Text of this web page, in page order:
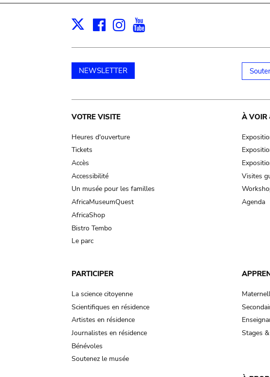
X Facebook
Instagram
NEWSLETTER
Main
navigation
VOTRE VISITE
Heures d'ouverture
Tickets
Accès
Accessibilité
Un musée pour les familles
AfricaMuseumQuest
AfricaShop
Bistro Tembo
Le parc
À VOIR
Visites
Agenda
PARTICIPER
La science citoyenne
Scientifiques en résidence
Artistes en résidence
Journalistes en résidence
Bénévoles
Soutenez le musée
Stages